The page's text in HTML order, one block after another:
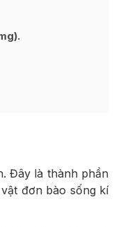
Đây là thành phần
đơn bào sống kí